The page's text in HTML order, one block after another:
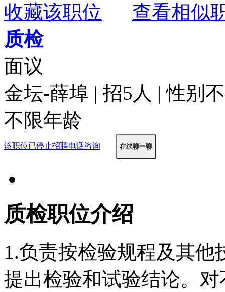
收藏该职位
查看相似
质检
面议
金坛-薛埠 | 招5人 | 性别
不限年龄
该职位已停止招聘电话咨询 在线聊一聊
质检职位介绍
1.负责按检验规程及其
提出检验和试验结论。